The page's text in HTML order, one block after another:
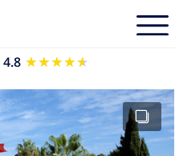
4.8 ★★★★★
★★★★★